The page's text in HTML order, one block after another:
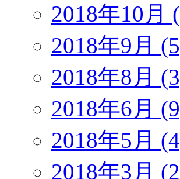
2018年10月
2018年9月
2018年8月
2018年6月
2018年5月
2018年3月